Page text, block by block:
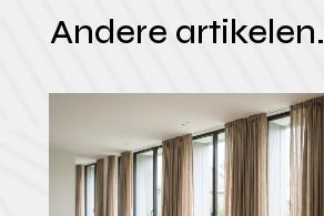
Andere artikelen.